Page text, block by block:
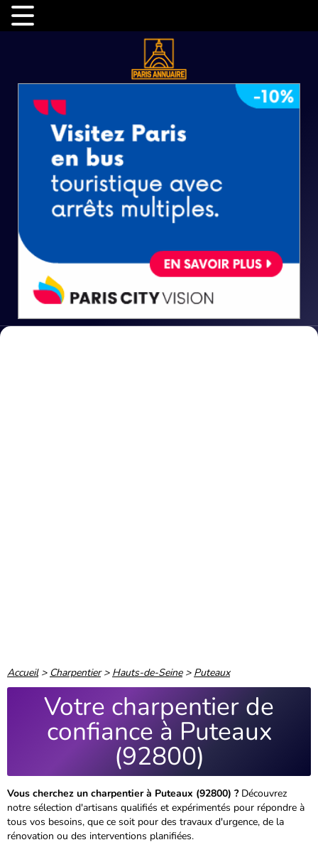
Accueil> Charpentier> Hauts-de-Seine> Puteaux
Votre charpentier de
confiance à Puteaux
(92800)
Vous cherchez un charpentier à Puteaux (92800) ?Découvrez
notre sélection d'artisans qualifiés et expérimentés pour répondre à
tous vos besoins, que ce soit pour des travaux d'urgence, de la
rénovation ou des interventions planifiées.